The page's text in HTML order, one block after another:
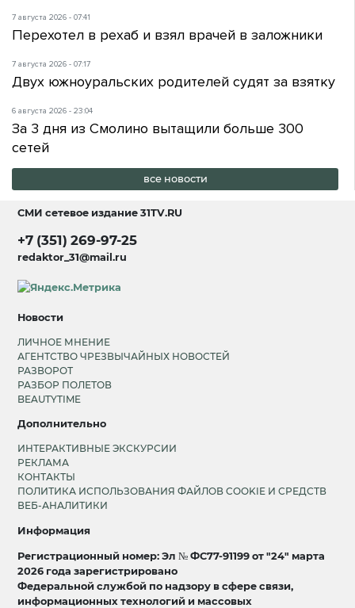
7 августа 2026 - 07:41
Перехотел в рехаб и взял врачей в заложники
7 августа 2026 - 07:17
Двух южноуральских родителей судят за взятку
6 августа 2026 - 23:04
За 3 дня из Смолино вытащили больше 300
сетей
все новости
СМИ сетевое издание31TV.RU
+7 (351) 269-97-25
redaktor_31@mail.ru
Новости
ЛИЧНОЕ МНЕНИЕ
АГЕНТСТВО ЧРЕЗВЫЧАЙНЫХ НОВОСТЕЙ
РАЗВОРОТ
РАЗБОР ПОЛЕТОВ
BEAUTYTIME
Дополнительно
ИНТЕРАКТИВНЫЕ ЭКСКУРСИИ
РЕКЛАМА
КОНТАКТЫ
ПОЛИТИКА ИСПОЛЬЗОВАНИЯ ФАЙЛОВ COOKIE И СРЕДСТВ
ВЕБ-АНАЛИТИКИ
Информация
Регистрационный номер: Эл № ФС77-91199 от "24" марта
2026 года зарегистрировано
Федеральной службой по надзору в сфере связи,
информационных технологий и массовых